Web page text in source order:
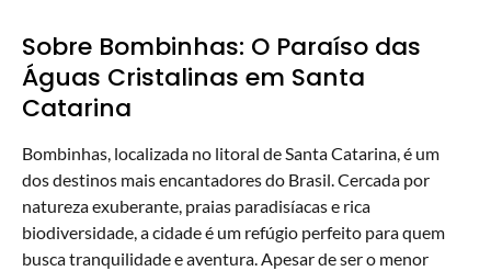
Sobre Bombinhas: O Paraíso das
Águas Cristalinas em Santa
Catarina
Bombinhas, localizada no litoral de Santa Catarina, é um
dos destinos mais encantadores do Brasil. Cercada por
natureza exuberante, praias paradisíacas e rica
biodiversidade, a cidade é um refúgio perfeito para quem
busca tranquilidade e aventura. Apesar de ser o menor